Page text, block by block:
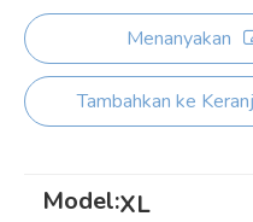
Menanyakan
Tambahkan ke
Model:XL